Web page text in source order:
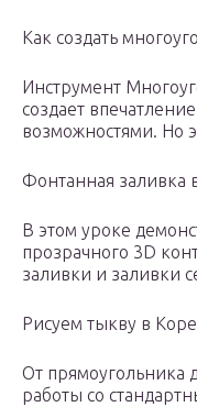
Как создать
Инструмент
создает
возможностями. Но
Фонтанная заливка
В этом уроке
прозрачного 3D
заливки и заливки
Рисуем тыкву в
От прямоугольника
работы со